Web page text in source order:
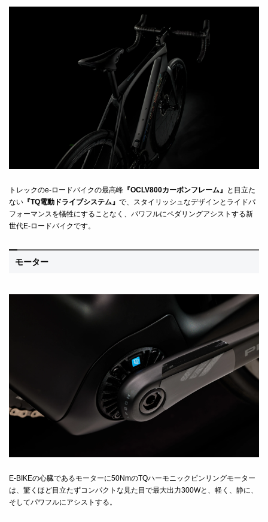
トレックのe-ロードバイクの最高峰 『OCLV800カーボンフレーム』 と目立た
ない 『TQ電動ドライブシステム』 で、スタイリッシュなデザインとライドパ
フォーマンスを犠牲にすることなく、パワフルにペダリングアシストする新
世代E-ロードバイクです。
モーター
E-BIKEの心臓であるモーターに50NmのTQハーモニックピンリングモーター
は、驚くほど目立たずコンパクトな見た目で最大出力300Wと、軽く、静に、
そしてパワフルにアシストする。